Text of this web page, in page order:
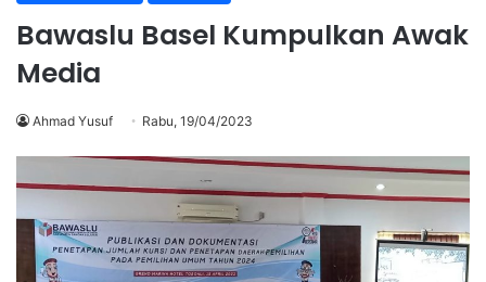
Bawaslu Basel Kumpulkan Awak
Media
Ahmad Yusuf Rabu, 19/04/2023